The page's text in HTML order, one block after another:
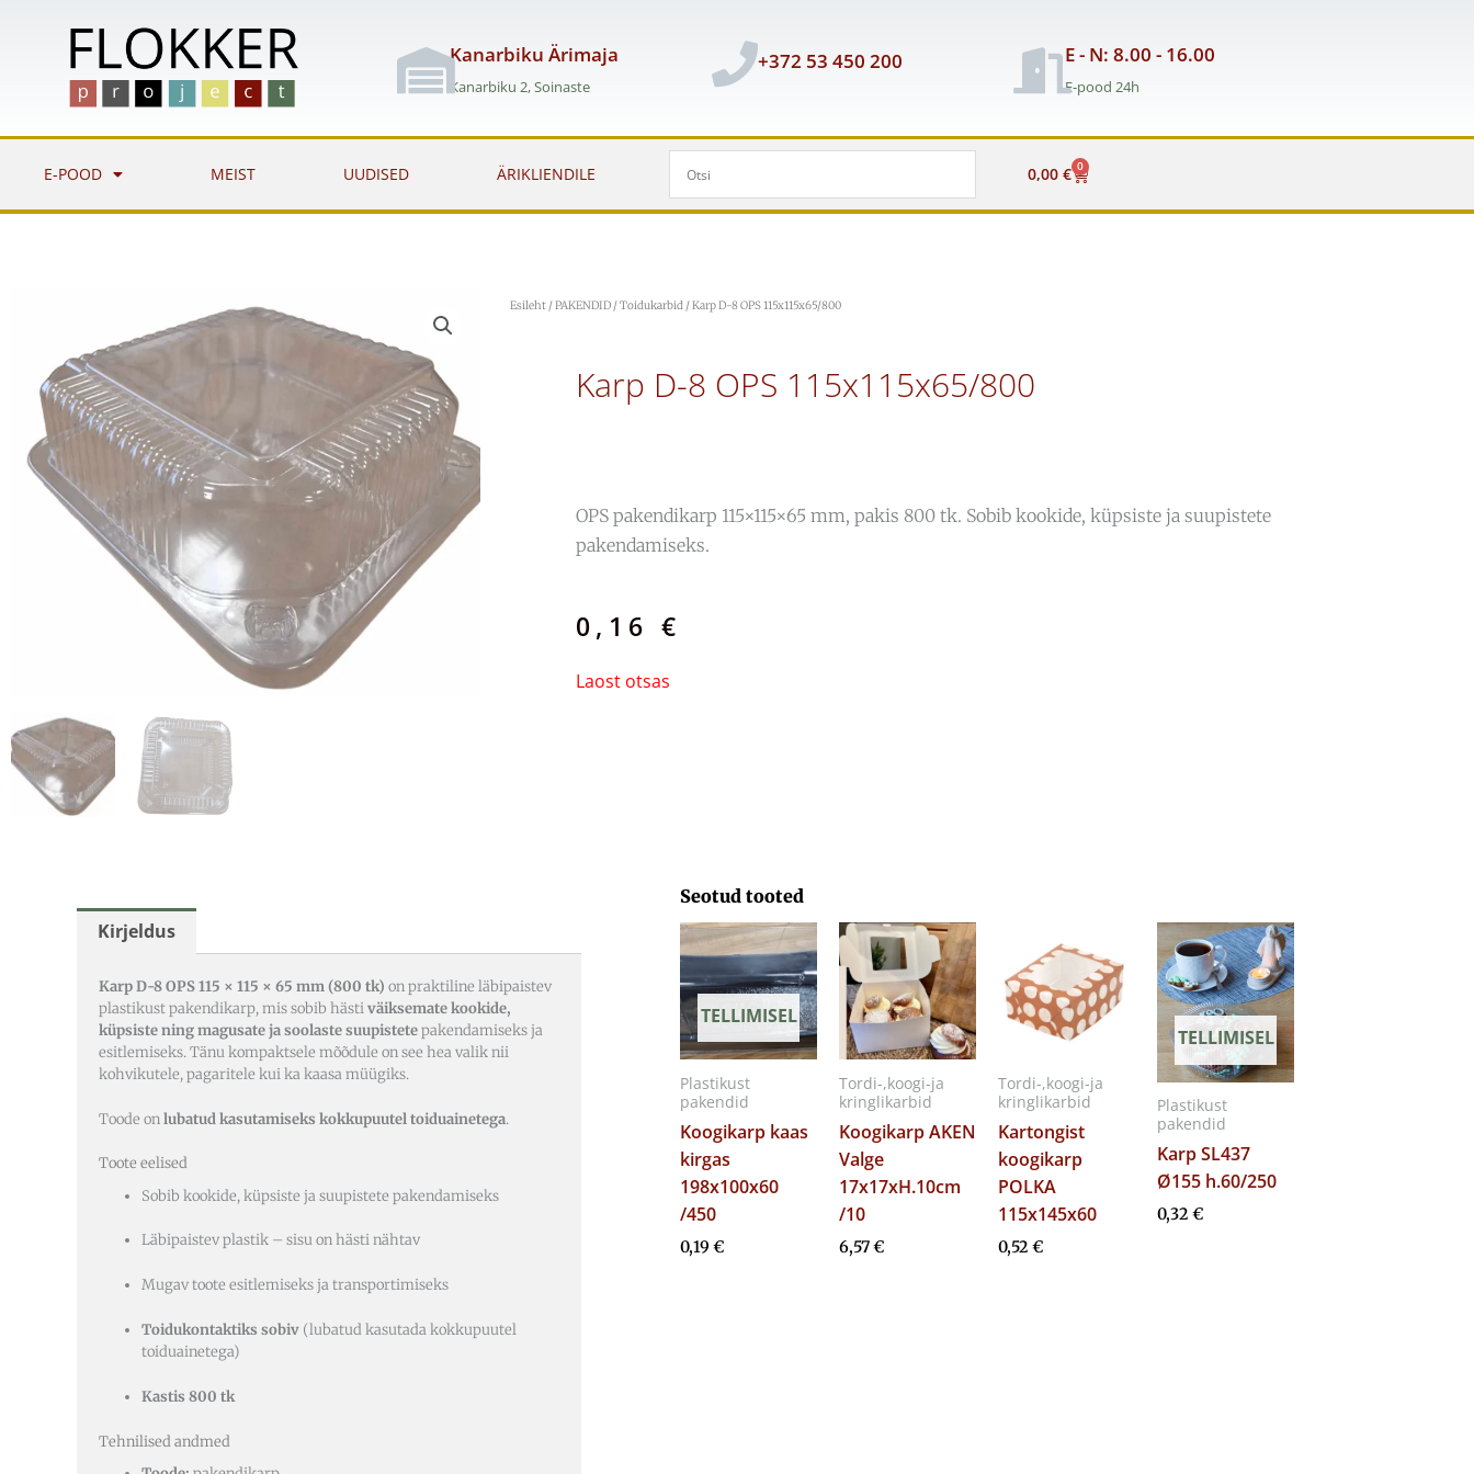
Kanarbiku Ärimaja
Kanarbiku 2, Soinaste
+372 53 450 200 E - N: 8.00 - 16.00
E-pood 24h
E-POOD MEIST UUDISED ÄRIKLIENDILE 0,00 € 0
Cart
Esileht/PAKENDID/Toidukarbid/ Karp D-8 OPS 115x115x65/800
Karp D-8 OPS 115x115x65/800
OPS pakendikarp 115×115×65 mm, pakis 800 tk. Sobib kookide, küpsiste ja suupistete
pakendamiseks.
0,16 €
Laost otsas
Kirjeldus
Karp D-8 OPS 115 × 115 × 65 mm (800 tk) on praktiline läbipaistev
plastikust pakendikarp, mis sobib hästiväiksemate kookide,
küpsiste ning magusate ja soolaste suupistetepakendamiseks ja
esitlemiseks. Tänu kompaktsele mõõdule on see hea valik nii
kohvikutele, pagaritele kui ka kaasa müügiks.
Toode onlubatud kasutamiseks kokkupuutel toiduainetega.
Toote eelised
Sobib kookide, küpsiste ja suupistete pakendamiseks
Läbipaistev plastik – sisu on hästi nähtav
Mugav toote esitlemiseks ja transportimiseks
Toidukontaktiks sobiv (lubatud kasutada kokkupuutel
toiduainetega)
Kastis 800 tk
Tehnilised andmed
Seotud tooted
TELLIMISEL
Plastikust
pakendid
Koogikarp kaas
kirgas
198x100x60
/450
0,19 €
Tordi-,koogi-ja
kringlikarbid
Koogikarp AKEN
Valge
17x17xH.10cm
/10
6,57€
Tordi-,koogi-ja
kringlikarbid
Kartongist
koogikarp
POLKA
115x145x60
0,52 €
TELLIMISEL
Plastikust
pakendid
Karp SL437
Ø155 h.60/250
0,32 €